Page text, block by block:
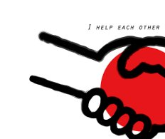
お知らせ
ブログ